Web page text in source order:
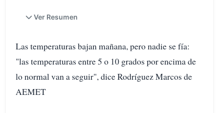
Ver Resumen
Las temperaturas bajan mañana, pero nadie se fía:
"las temperaturas entre 5 o 10 grados por encima de
lo normal van a seguir", dice Rodríguez Marcos de
AEMET